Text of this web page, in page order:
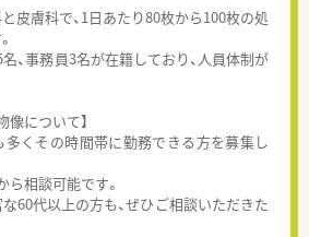
皮膚科で、1日あたり80枚から100枚の処
、事務員3名が在籍しており、人員体制が
像について】
くその時間帯に勤務できる方を募集し
相談可能です。
60代以上の方も、ぜひご相談いただきた